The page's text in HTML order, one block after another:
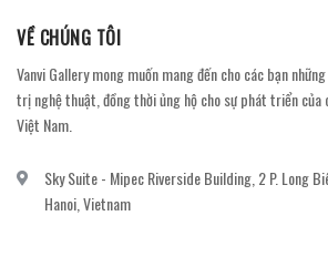
VỀ CHÚNG TÔI
Vanvi Gallery mong muốn mang đến cho các bạn
trị nghệ thuật, đồng thời ủng hộ cho sự phát triển của
Việt Nam.
Sky Suite - Mipec Riverside Building, 2 P. Long
Hanoi, Vietnam